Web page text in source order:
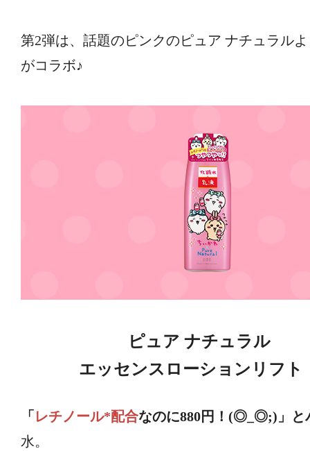
第2弾は、話題のピンクのピュア ナチュラル
がコラボ♪
ピュア ナチュラル
エッセンスローションリフ
「 レチノール*配合なのに880円！(◎_◎;)」と
水。